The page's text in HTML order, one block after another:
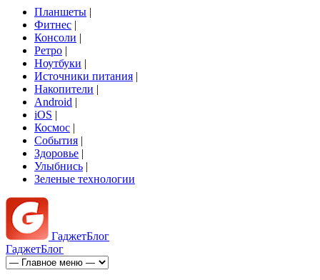
Планшеты |
Фитнес |
Консоли |
Ретро |
Ноутбуки |
Источники питания |
Накопители |
Android |
iOS |
Космос |
События |
Здоровье |
Улыбнись |
Зеленые технологии
ГаджетБлог
ГаджетБлог